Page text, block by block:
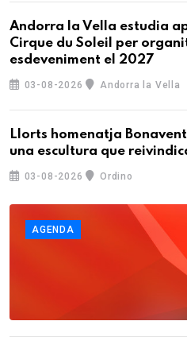
Andorra la Vella estudia
Cirque du Soleil per
esdeveniment el 2027
03-08-2026 Andorra la Vella
Llorts homenatja
una escultura que
03-08-2026 Ordino
AGENDA